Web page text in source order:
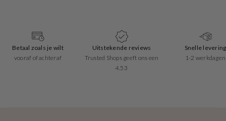
Betaal zoals je wilt
vooraf of achteraf
Uitstekende reviews
Trusted Shops geeft ons een
4.53
Snelle levering
1-2 werkdagen